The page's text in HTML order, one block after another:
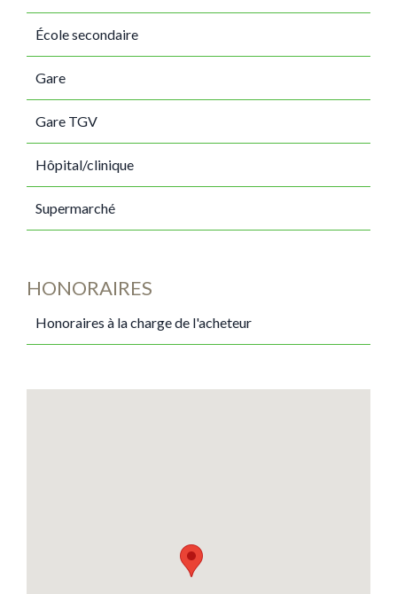
École secondaire
Gare
Gare TGV
Hôpital/clinique
Supermarché
HONORAIRES
Honoraires à la charge de l'acheteur